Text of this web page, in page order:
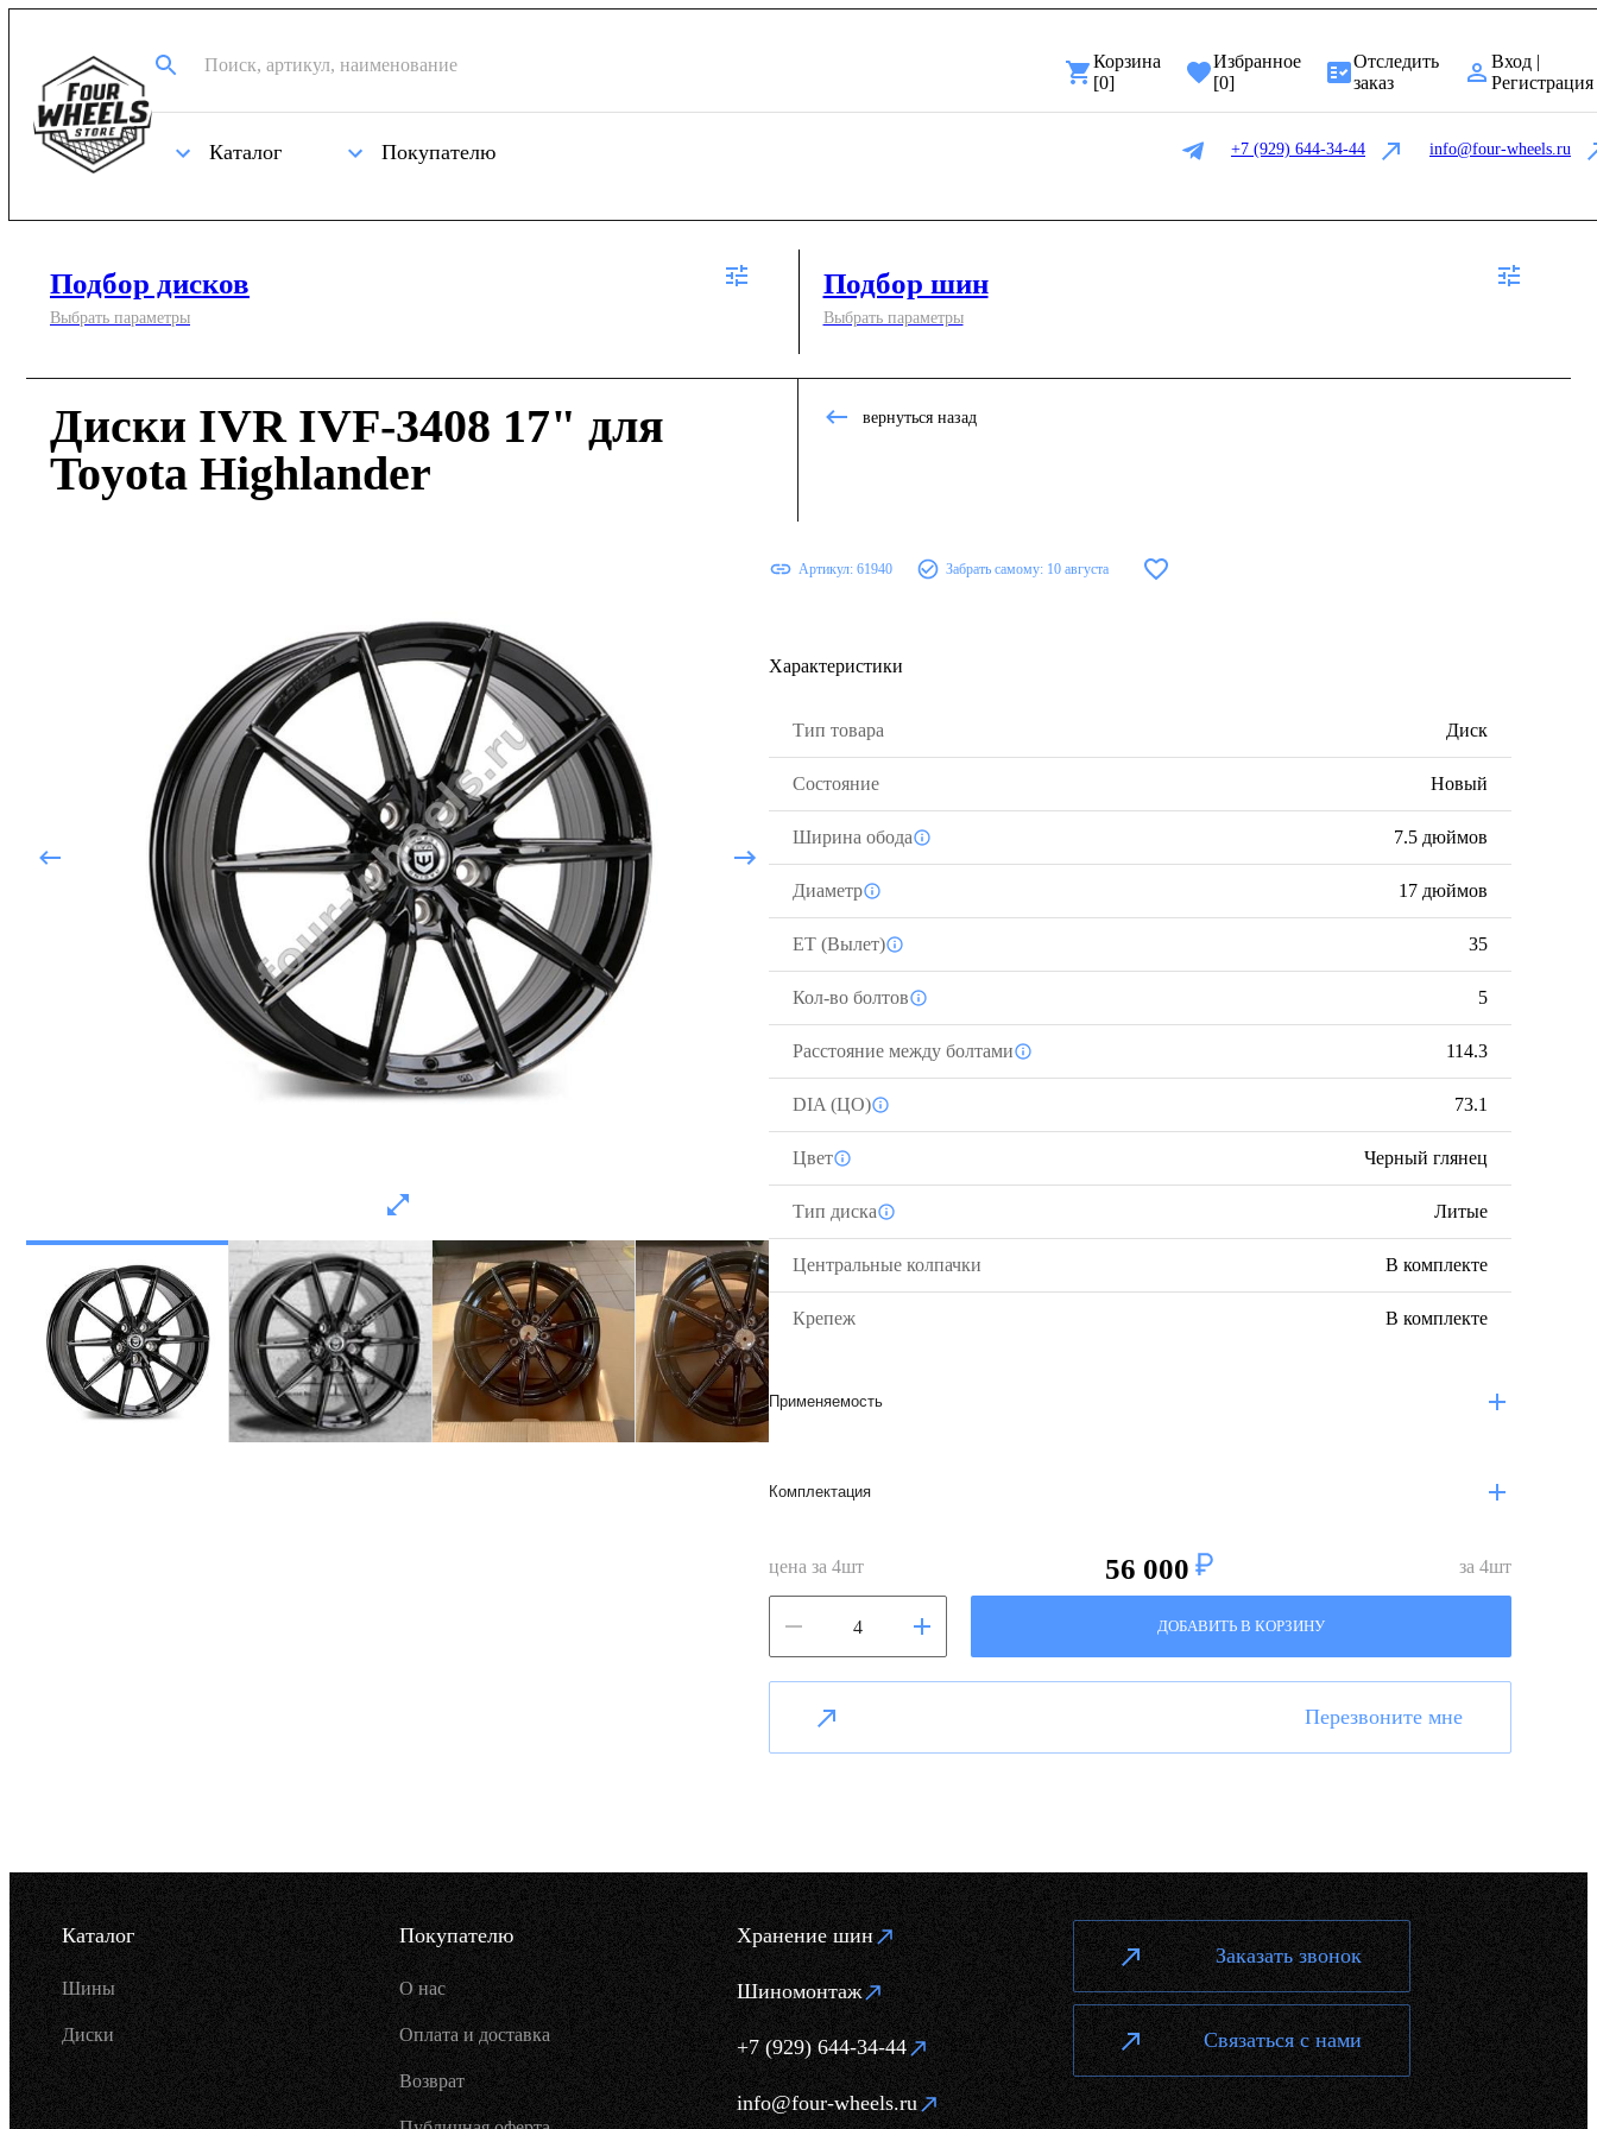
Корзина
[0]
Избранное
[0]
Отследить
заказ
Вход |
Регистрация
Каталог Покупателю +7 (929) 644-34-44 info@four-wheels.ru
Подбор дисков
Выбрать параметры
Подбор шин
Выбрать параметры
Диски IVR IVF-3408 17" для
Toyota Highlander
вернуться назад
Артикул: 61940 Забрать самому: 10 августа
Характеристики
Тип товара Диск
Состояние Новый
Ширина обода 7.5 дюймов
Диаметр 17 дюймов
ЕТ (Вылет) 35
Кол-во болтов 5
Расстояние между болтами 114.3
DIA (ЦО) 73.1
Цвет Черный глянец
Тип диска Литые
Центральные колпачки В комплекте
Крепеж В комплекте
Применяемость
Комплектация
цена за 4шт 56 000 за 4шт
ДОБАВИТЬ В КОРЗИНУ
Перезвоните мне
Каталог
Шины
Диски
Покупателю
О нас
Оплата и доставка
Возврат
Хранение шин
Шиномонтаж
+7 (929) 644-34-44
info@four-wheels.ru
Заказать звонок
Связаться с нами